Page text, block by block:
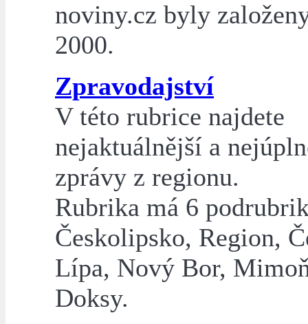
noviny.cz byly
2000.
Zpravodajství
V této rubrice najdete
nejaktuálnější a
zprávy z regionu.
Rubrika má 6
Českolipsko, Region,
Lípa, Nový Bor,
Doksy.